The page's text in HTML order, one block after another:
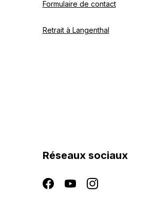
Formulaire de contact
Retrait à Langenthal
Réseaux sociaux